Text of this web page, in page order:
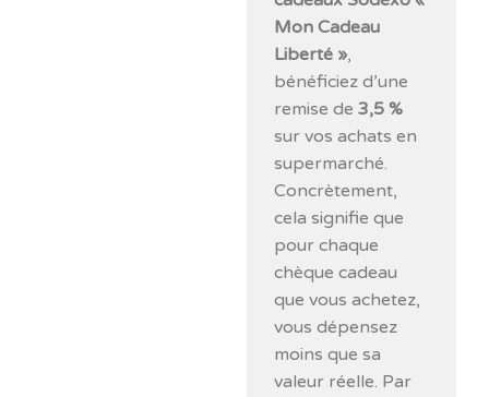
Mon Cadeau
Liberté »,
bénéficiez d’une
remise de3,5 %
sur vos achats en
supermarché.
Concrètement,
cela signifie que
pour chaque
chèque cadeau
que vous achetez,
vous dépensez
moins que sa
valeur réelle. Par